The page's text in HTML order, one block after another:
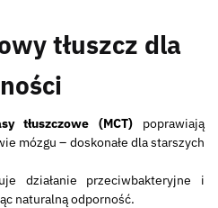
tłuszcz dla
tłuszczowe (MCT) poprawiają
mózgu – doskonałe dla starszych
działanie przeciwbakteryjne i
naturalną odporność.